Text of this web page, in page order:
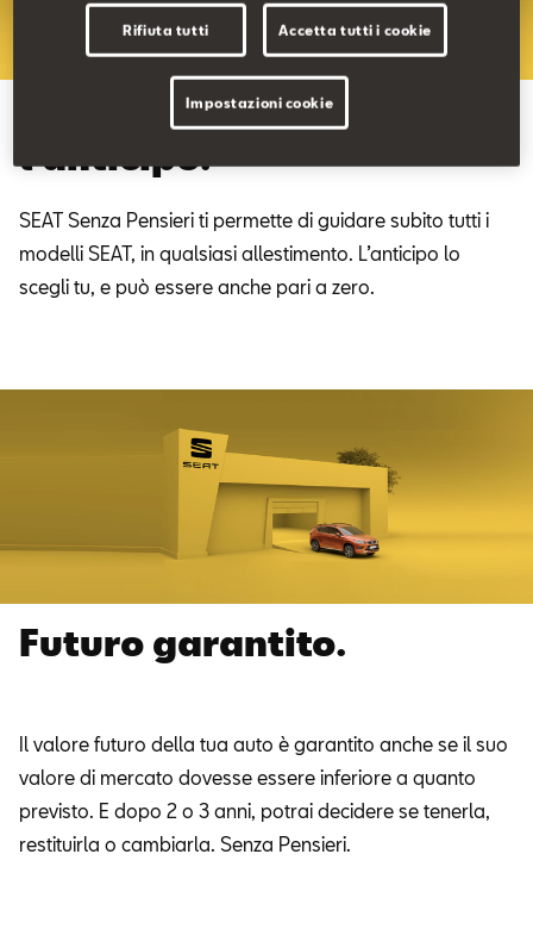
Configuratore
Liberi di scegliere. Anche
l’anticipo.
SEAT Senza Pensieri ti permette di guidare subito tutti i
modelli SEAT, in qualsiasi allestimento. L’anticipo lo
scegli tu, e può essere anche pari a zero.
Futuro garantito.
Il valore futuro della tua auto è garantito anche se il suo
valore di mercato dovesse essere inferiore a quanto
previsto. E dopo 2 o 3 anni, potrai decidere se tenerla,
restituirla o cambiarla. Senza Pensieri.
Rifiuta tutti Accetta tutti i cookie
Impostazioni cookie